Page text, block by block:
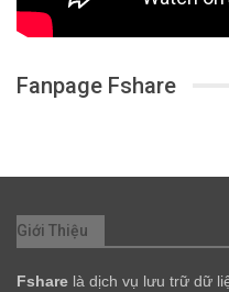
Fanpage Fshare
Giới Thiệu
Fshare là dịch vụ lưu trữ dữ